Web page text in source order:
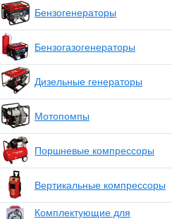
Бензогенераторы
Бензогазогенераторы
Дизельные генераторы
Мотопомпы
Поршневые компрессоры
Вертикальные компрессоры
Комплектующие для